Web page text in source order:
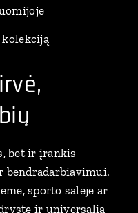
kolekciją
bet ir įrankis
sporto salėje ar
ir universalią